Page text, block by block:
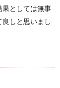
果としては無事
しと思いまし